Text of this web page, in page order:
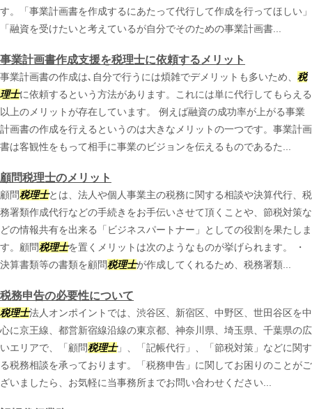
す。「事業計画書を作成するにあたって代行して作成を行ってほしい」
「融資を受けたいと考えているが自分でそのための事業計画書...
事業計画書作成支援を税理士に依頼するメリット
事業計画書の作成は､自分で行うには煩雑でデメリットも多いため、 税
理士に依頼するという方法があります。これには単に代行してもらえる
以上のメリットが存在しています。 例えば融資の成功率が上がる事業
計画書の作成を行えるというのは大きなメリットの一つです。事業計画
書は客観性をもって相手に事業のビジョンを伝えるものであるた...
顧問税理士のメリット
顧問税理士とは、法人や個人事業主の税務に関する相談や決算代行、税
務署類作成代行などの手続きをお手伝いさせて頂くことや、節税対策な
どの情報共有を出来る「ビジネスパートナー」としての役割を果たしま
す。顧問税理士を置くメリットは次のようなものが挙げられます。 ・
決算書類等の書類を顧問税理士が作成してくれるため、税務署類...
税務申告の必要性について
税理士法人オンポイントでは、渋谷区、新宿区、中野区、世田谷区を中
心に京王線、都営新宿線沿線の東京都、神奈川県、埼玉県、千葉県の広
いエリアで、「顧問税理士」、「記帳代行」、「節税対策」などに関す
る税務相談を承っております。「税務申告」に関してお困りのことがご
ざいましたら、お気軽に当事務所までお問い合わせください...